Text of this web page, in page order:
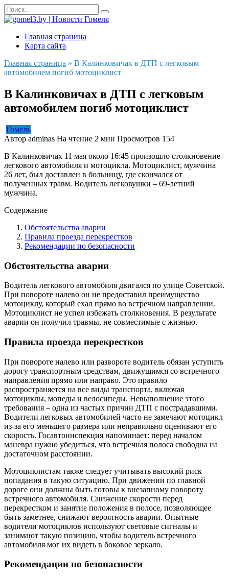
Перейти
к
содержанию
Search
for:
Главная страница
Карта сайта
Главная страница » В Калинковичах в ДТП с легковым
автомобилем погиб мотоциклист
В Калинковичах в ДТП с легковым
автомобилем погиб мотоциклист
Гомель
Автор adminas На чтение 2 мин Просмотров 154
В Калинковичах 11 мая около 16:45 произошло столкновение
легкового автомобиля и мотоцикла. Мотоциклист, мужчина
26 лет, был доставлен в больницу, где скончался от
полученных травм. Водитель легковушки – 69-летний
мужчина.
Содержание
Обстоятельства аварии
Правила проезда перекрестков
Рекомендации по безопасности
Обстоятельства аварии
Водитель легкового автомобиля двигался по улице Советской.
При повороте налево он не предоставил преимущество
мотоциклу, который ехал прямо во встречном направлении.
Мотоциклист не успел избежать столкновения. В результате
аварии он получил травмы, не совместимые с жизнью.
Правила проезда перекрестков
При повороте налево или развороте водитель обязан уступить
дорогу транспортным средствам, движущимся со встречного
направления прямо или направо. Это правило
распространяется на все виды транспорта, включая
мотоциклы, мопеды и велосипеды. Невыполнение этого
требования – одна из частых причин ДТП с пострадавшими.
Водители легковых автомобилей часто не замечают мотоцикл
из-за его меньшего размера или неправильно оценивают его
скорость. Госавтоинспекция напоминает: перед началом
маневра нужно убедиться, что встречная полоса свободна на
достаточном расстоянии.
Мотоциклистам также следует учитывать высокий риск
попадания в такую ситуацию. При движении по главной
дороге они должны быть готовы к внезапному повороту
встречного автомобиля. Снижение скорости перед
перекрестком и занятие положения в полосе, позволяющее
быть заметнее, снижают вероятность аварии. Опытные
водители мотоциклов используют световые сигналы и
занимают такую позицию, чтобы водитель встречного
автомобиля мог их видеть в боковое зеркало.
Рекомендации по безопасности